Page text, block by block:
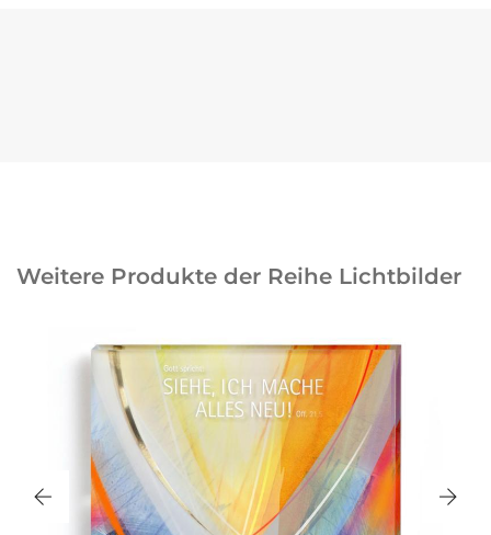
Weitere Produkte der Reihe Lichtbilder